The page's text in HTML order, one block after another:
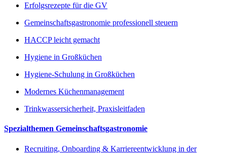
Erfolgsrezepte für die GV
Gemeinschaftsgastronomie professionell steuern
HACCP leicht gemacht
Hygiene in Großküchen
Hygiene-Schulung in Großküchen
Modernes Küchenmanagement
Trinkwassersicherheit, Praxisleitfaden
Spezialthemen Gemeinschaftsgastronomie
Recruiting, Onboarding & Karriereentwicklung in der